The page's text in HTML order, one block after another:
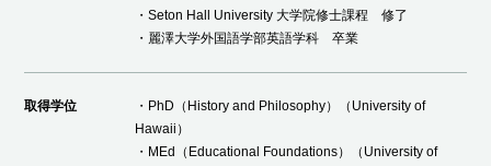
・Seton Hall University 大学院修士課程 修了
・麗澤大学外国語学部英語学科 卒業
取得学位
・PhD（History and Philosophy）（University of
Hawaii）
・MEd（Educational Foundations）（University of